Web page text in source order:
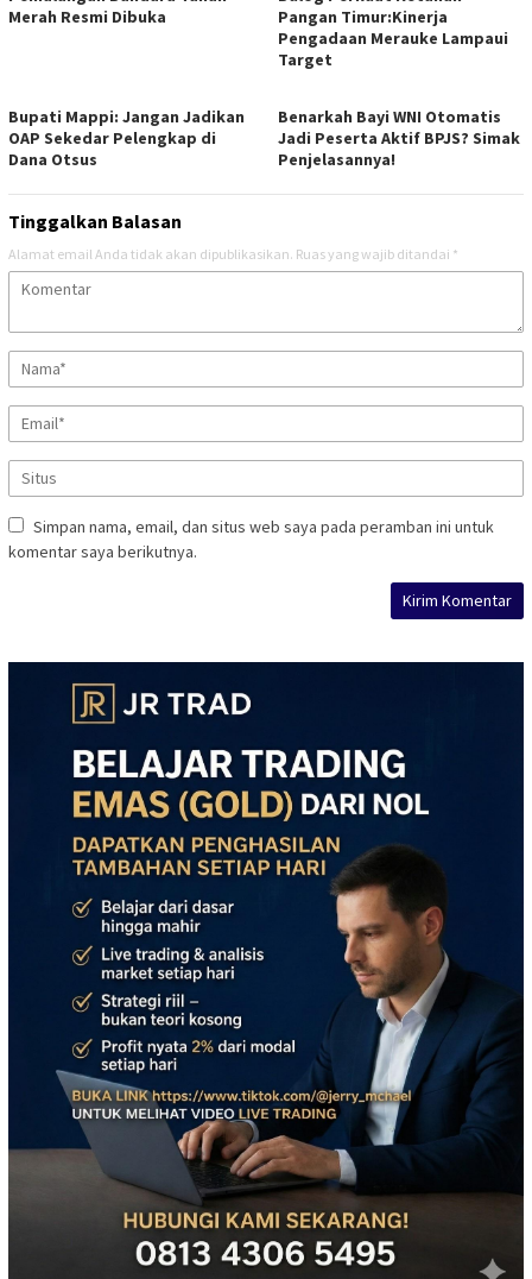
Merah Resmi Dibuka
Pangan Timur:Kinerja
Pengadaan Merauke Lampaui
Target
Bupati Mappi: Jangan Jadikan
OAP Sekedar Pelengkap di
Dana Otsus
Benarkah Bayi WNI Otomatis
Jadi Peserta Aktif BPJS? Simak
Penjelasannya!
Tinggalkan Balasan
Alamat email Anda tidak akan dipublikasikan. Ruas yang wajib ditandai *
Simpan nama, email, dan situs web saya pada peramban ini untuk
komentar saya berikutnya.